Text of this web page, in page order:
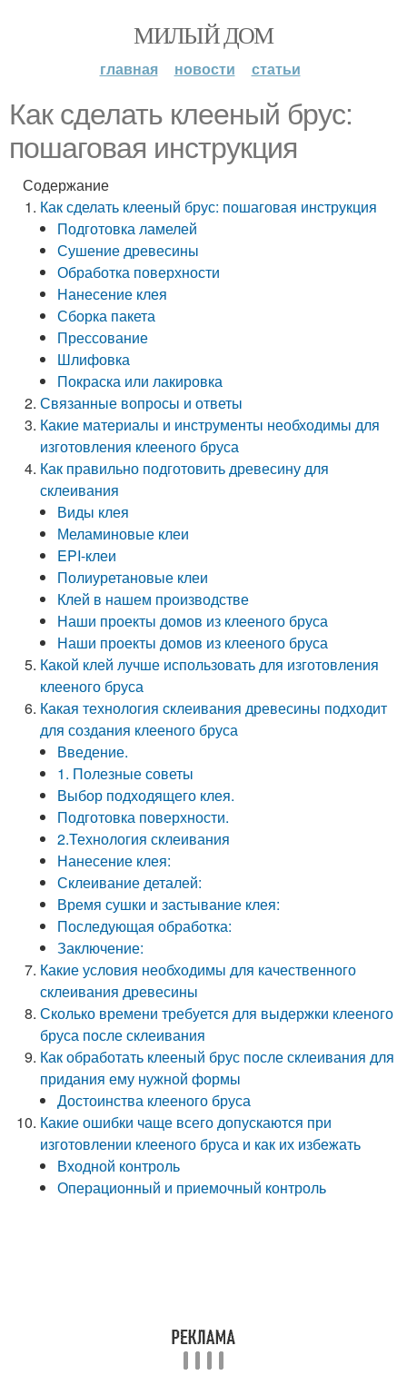
МИЛЫЙ ДОМ
главная новости статьи
Как сделать клееный брус:
пошаговая инструкция
Содержание
Как сделать клееный брус: пошаговая инструкция
Подготовка ламелей
Сушение древесины
Обработка поверхности
Нанесение клея
Сборка пакета
Прессование
Шлифовка
Покраска или лакировка
Связанные вопросы и ответы
Какие материалы и инструменты необходимы для
изготовления клееного бруса
Как правильно подготовить древесину для
склеивания
Виды клея
Меламиновые клеи
EPI-клеи
Полиуретановые клеи
Клей в нашем производстве
Наши проекты домов из клееного бруса
Наши проекты домов из клееного бруса
Какой клей лучше использовать для изготовления
клееного бруса
Какая технология склеивания древесины подходит
для создания клееного бруса
Введение.
1. Полезные советы
Выбор подходящего клея.
Подготовка поверхности.
2.Технология склеивания
Нанесение клея:
Склеивание деталей:
Время сушки и застывание клея:
Последующая обработка:
Заключение:
Какие условия необходимы для качественного
склеивания древесины
Сколько времени требуется для выдержки клееного
бруса после склеивания
Как обработать клееный брус после склеивания для
придания ему нужной формы
Достоинства клееного бруса
Какие ошибки чаще всего допускаются при
изготовлении клееного бруса и как их избежать
Входной контроль
Операционный и приемочный контроль